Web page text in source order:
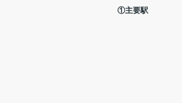
①主要駅